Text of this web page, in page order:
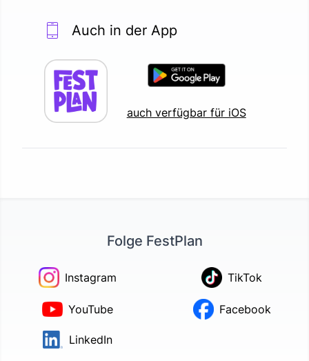
Auch in der App
auch verfügbar für iOS
Folge FestPlan
Instagram TikTok
YouTube Facebook
LinkedIn